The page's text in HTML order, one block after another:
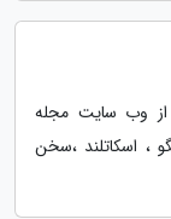
از وب سایت مجله
، اسکاتلند ،سخن